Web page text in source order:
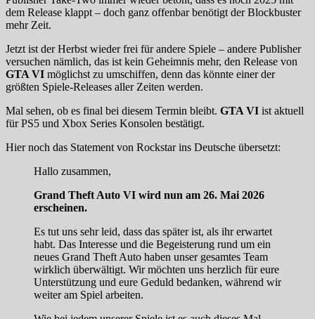
dem Release klappt – doch ganz offenbar benötigt der Blockbuster
mehr Zeit.
Jetzt ist der Herbst wieder frei für andere Spiele – andere Publisher
versuchen nämlich, das ist kein Geheimnis mehr, den Release von
GTA VI möglichst zu umschiffen, denn das könnte einer der
größten Spiele-Releases aller Zeiten werden.
Mal sehen, ob es final bei diesem Termin bleibt. GTA VI ist aktuell
für PS5 und Xbox Series Konsolen bestätigt.
Hier noch das Statement von Rockstar ins Deutsche übersetzt:
Hallo zusammen,
Grand Theft Auto VI wird nun am 26. Mai 2026
erscheinen.
Es tut uns sehr leid, dass das später ist, als ihr erwartet
habt. Das Interesse und die Begeisterung rund um ein
neues Grand Theft Auto haben unser gesamtes Team
wirklich überwältigt. Wir möchten uns herzlich für eure
Unterstützung und eure Geduld bedanken, während wir
weiter am Spiel arbeiten.